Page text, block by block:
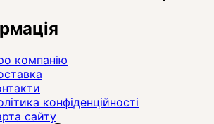
компанію
конфіденційності
сайту